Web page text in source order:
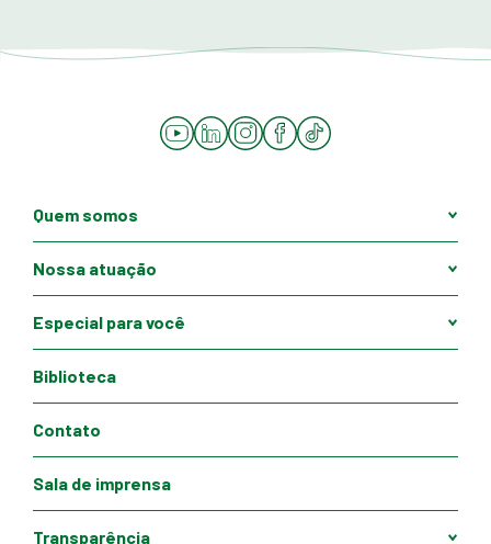
YouTube
LinkedInInstagramFacebook
Tiktok
Quem somos
Nossa atuação
Especial para você
Biblioteca
Contato
Sala de imprensa
Transparência